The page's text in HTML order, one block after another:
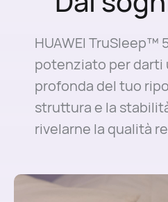
HUAWEI TruSleep™
potenziato per darti
profonda del tuo
struttura e la
rivelarne la qualità